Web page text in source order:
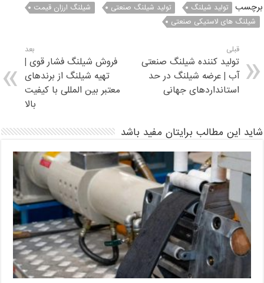
برچسب تولید شیلنگ تولید شیلنگ صنعتی
شیلنگ ارزان قیمت
شیلنگ های لاستیکی صنعتی
قبلی
تولید کننده شیلنگ صنعتی
آب | عرضه شیلنگ در حد
استانداردهای جهانی
بعد
فروش شیلنگ فشار قوی |
تهیه شیلنگ از برندهای
معتبر بین المللی با کیفیت
بالا
شاید این مطالب برایتان مفید باشد